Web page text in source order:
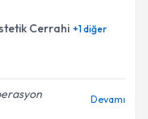
takvimi talebi
almanız için bir
bilgilendireceğiz.
Cerrahi +1diğer
Devamı